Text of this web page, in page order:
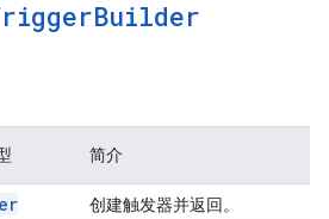
Builder
简介
创建触发器并返回。